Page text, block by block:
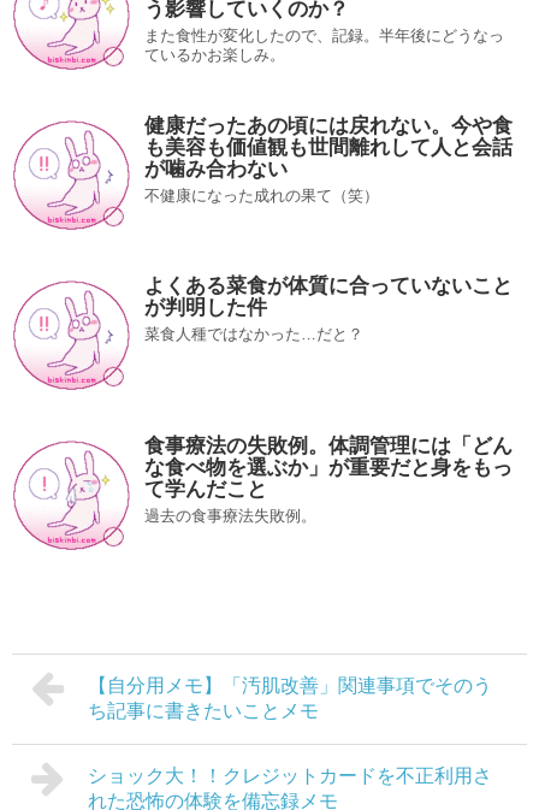
う影響していくのか？
また食性が変化したので、記録。半年後にどうなっ
ているかお楽しみ。
健康だったあの頃には戻れない。今や食
も美容も価値観も世間離れして人と会話
が噛み合わない
不健康になった成れの果て（笑）
よくある菜食が体質に合っていないこと
が判明した件
菜食人種ではなかった…だと？
食事療法の失敗例。体調管理には「どん
な食べ物を選ぶか」が重要だと身をもっ
て学んだこと
過去の食事療法失敗例。
【自分用メモ】「汚肌改善」関連事項でそのう
ち記事に書きたいことメモ
ショック大！！クレジットカードを不正利用さ
れた恐怖の体験を備忘録メモ